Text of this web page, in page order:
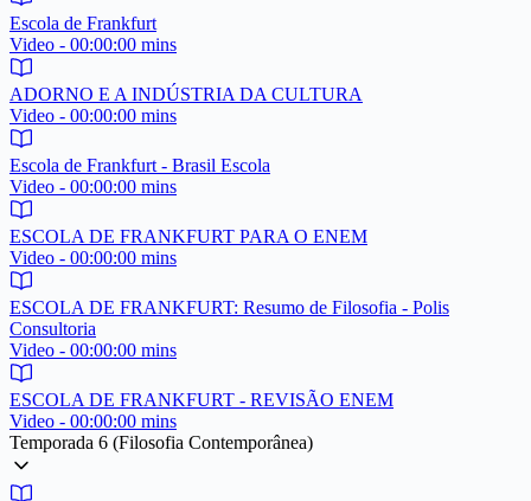
Escola de Frankfurt
Video - 00:00:00 mins
ADORNO E A INDÚSTRIA DA CULTURA
Video - 00:00:00 mins
Escola de Frankfurt - Brasil Escola
Video - 00:00:00 mins
ESCOLA DE FRANKFURT PARA O ENEM
Video - 00:00:00 mins
ESCOLA DE FRANKFURT: Resumo de Filosofia - Polis
Consultoria
Video - 00:00:00 mins
ESCOLA DE FRANKFURT - REVISÃO ENEM
Video - 00:00:00 mins
Temporada 6 (Filosofia Contemporânea)